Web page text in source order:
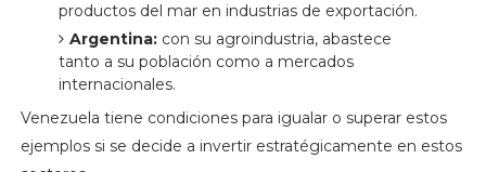
productos del mar en industrias de exportación.
Argentina:con su agroindustria, abastece
tanto a su población como a mercados
internacionales.
Venezuela tiene condiciones para igualar o superar estos
ejemplos si se decide a invertir estratégicamente en estos